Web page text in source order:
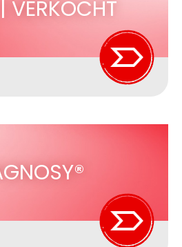
VERKOCHT